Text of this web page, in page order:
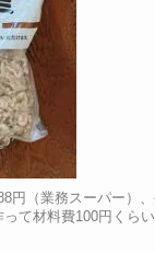
円（業務スーパー）
て材料費100円くらい